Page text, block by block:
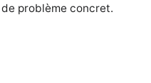
de problème concret.